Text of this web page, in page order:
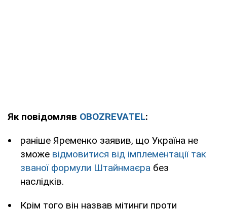
Як повідомляв OBOZREVATEL:
раніше Яременко заявив, що Україна не
зможе відмовитися від імплементації так
званої формули Штайнмаєра без
наслідків.
Крім того він назвав мітинги проти